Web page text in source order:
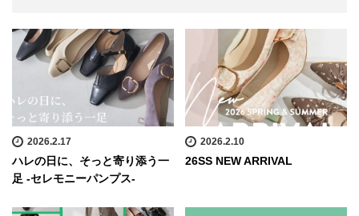
2026.2.17
ハレの日に、そっと寄り添う一
足 -セレモニーパンプス-
2026.2.10
26SS NEW ARRIVAL